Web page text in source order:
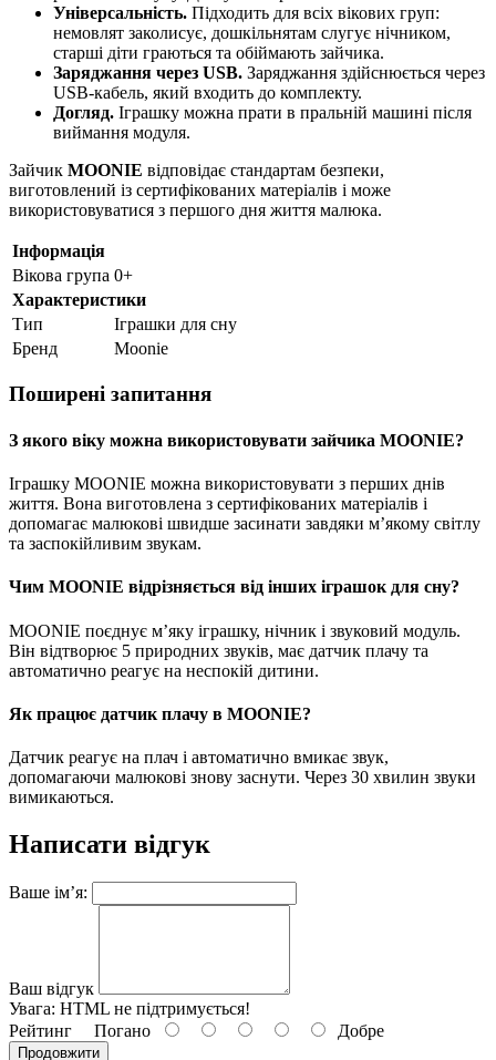
Універсальність. Підходить для всіх вікових груп:
немовлят заколисує, дошкільнятам слугує нічником,
старші діти граються та обіймають зайчика.
Заряджання через USB. Заряджання здійснюється через
USB-кабель, який входить до комплекту.
Догляд. Іграшку можна прати в пральній машині після
виймання модуля.
Зайчик MOONIE відповідає стандартам безпеки,
виготовлений із сертифікованих матеріалів і може
використовуватися з першого дня життя малюка.
Інформація
Вікова група 0+
Характеристики
Тип
Іграшки для сну
Бренд
Moonie
Поширені запитання
З якого віку можна використовувати зайчика MOONIE?
Іграшку MOONIE можна використовувати з перших днів
життя. Вона виготовлена з сертифікованих матеріалів і
допомагає малюкові швидше засинати завдяки м’якому світлу
та заспокійливим звукам.
Чим MOONIE відрізняється від інших іграшок для сну?
MOONIE поєднує м’яку іграшку, нічник і звуковий модуль.
Він відтворює 5 природних звуків, має датчик плачу та
автоматично реагує на неспокій дитини.
Як працює датчик плачу в MOONIE?
Датчик реагує на плач і автоматично вмикає звук,
допомагаючи малюкові знову заснути. Через 30 хвилин звуки
вимикаються.
Написати відгук
Ваше ім’я:
Ваш відгук
Увага: HTML не підтримується!
Рейтинг Погано Добре
Продовжити